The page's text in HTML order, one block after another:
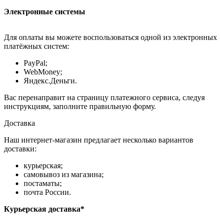
Электронные системы
Для оплаты вы можете воспользоваться одной из электронных
платёжных систем:
PayPal;
WebMoney;
Яндекс.Деньги.
Вас перенаправит на страницу платежного сервиса, следуя
инструкциям, заполните правильную форму.
Доставка
Наш интернет-магазин предлагает несколько вариантов
доставки:
курьерская;
самовывоз из магазина;
постаматы;
почта России.
Курьерская доставка*